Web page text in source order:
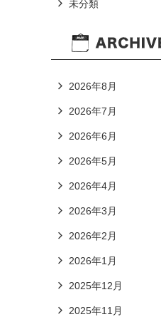
未分類
2026年8月
2026年7月
2026年6月
2026年5月
2026年4月
2026年3月
2026年2月
2026年1月
2025年12月
2025年11月